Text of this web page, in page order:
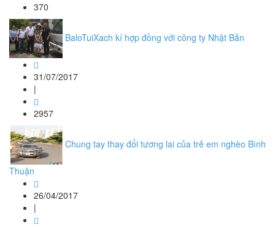
370
BaloTuiXach kí hợp đồng với công ty Nhật Bản
31/07/2017
|
2957
Chung tay thay đổi tương lai của trẻ em nghèo Bình
Thuận
26/04/2017
|